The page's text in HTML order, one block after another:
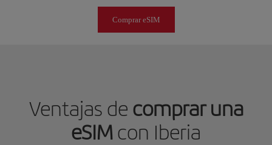
Comprar eSIM
Ventajas de comprar una
eSIMcon Iberia